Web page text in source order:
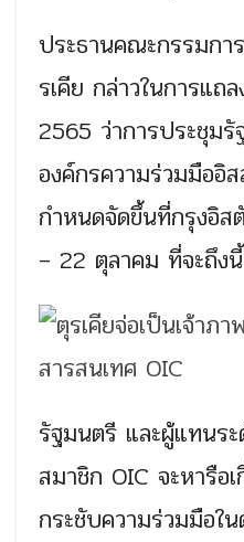
ประธานคณะกรรมกา
รเคีย กล่าวในการแถ
2565 ว่าการประชุม
องค์กรความร่วมมืออิ
กำหนดจัดขึ้นที่กรุงอิส
– 22 ตุลาคม ที่จะถึงนี้
รัฐมนตรี และผู้แทนร
สมาชิก OIC จะหารือ
กระชับความร่วมมือใ